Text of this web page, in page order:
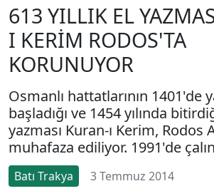
613 YILLIK EL
I KERİM RODOS'TA
KORUNUYOR
Osmanlı hattatlarının 1401'de
başladığı ve 1454 yılında
yazması Kuran-ı Kerim, Rodos
muhafaza ediliyor. 1991'de
Batı Trakya 3 Temmuz 2014